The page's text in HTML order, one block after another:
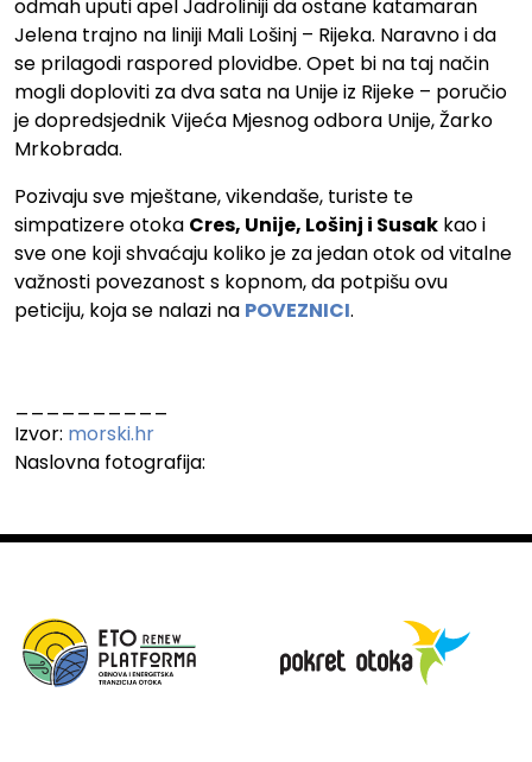
odmah uputi apel Jadroliniji da ostane katamaran
Jelena trajno na liniji Mali Lošinj – Rijeka. Naravno i da
se prilagodi raspored plovidbe. Opet bi na taj način
mogli doploviti za dva sata na Unije iz Rijeke – poručio
je dopredsjednik Vijeća Mjesnog odbora Unije, Žarko
Mrkobrada.
Pozivaju sve mještane, vikendaše, turiste te
simpatizere otoka Cres, Unije, Lošinj i Susak kao i
sve one koji shvaćaju koliko je za jedan otok od vitalne
važnosti povezanost s kopnom, da potpišu ovu
peticiju, koja se nalazi na POVEZNICI.
Izvor: morski.hr
Naslovna fotografija: